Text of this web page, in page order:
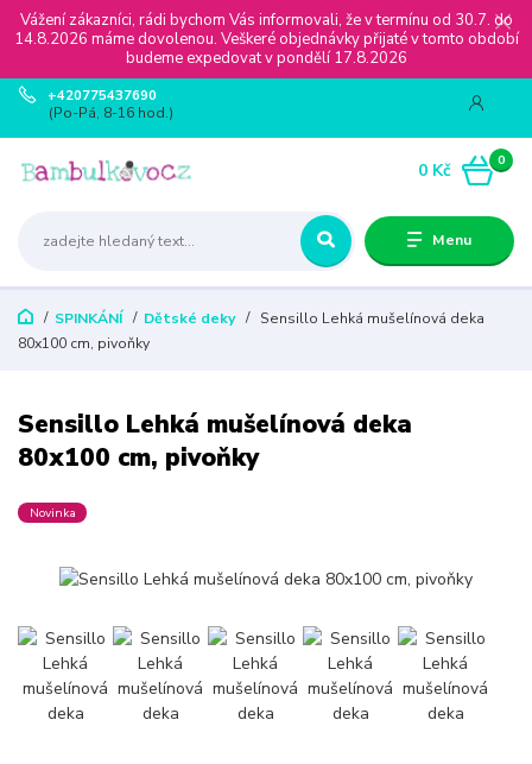
Vážení zákazníci, rádi bychom Vás informovali, že v termínu od 30.7. do
14.8.2026 máme dovolenou. Veškeré objednávky přijaté v tomto období
budeme expedovat v pondělí 17.8.2026
Menu
+420775437690
(Po-Pá, 8-16 hod.)
0
0 Kč
SPINKÁNÍ Dětské deky
Sensillo Lehká mušelínová deka
80x100 cm, pivoňky
Sensillo Lehká mušelínová deka
80x100 cm, pivoňky
Novinka